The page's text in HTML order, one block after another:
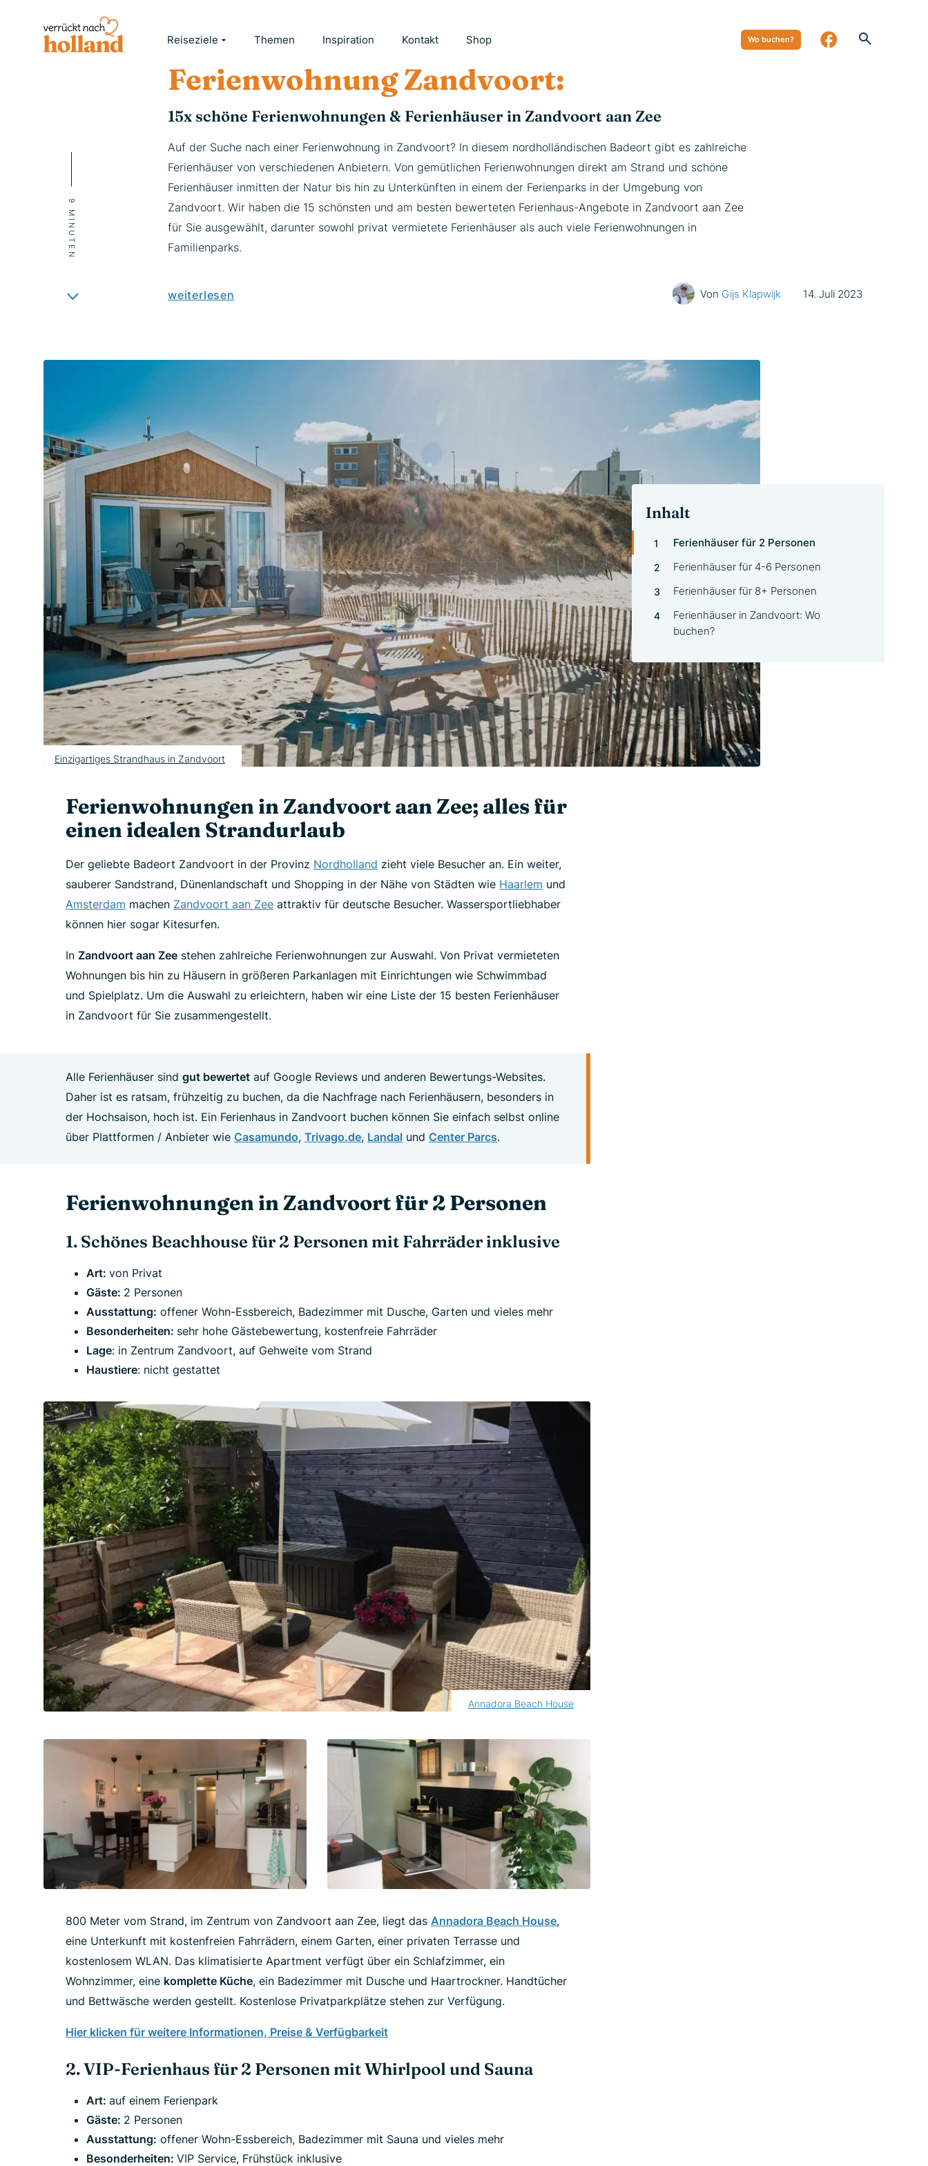
Wo buchen?
Reiseziele Themen Inspiration Kontakt Shop
Einzigartiges Strandhaus in Zandvoort
HOME INSPIRATION
Ferienwohnung Zandvoort:
15x schöne Ferienwohnungen & Ferienhäuser in Zandvoort aan Zee
Auf der Suche nach einer Ferienwohnung in Zandvoort? In diesem nordholländischen Badeort gibt es zahlreiche
Ferienhäuser von verschiedenen Anbietern. Von gemütlichen Ferienwohnungen direkt am Strand und schöne
Ferienhäuser inmitten der Natur bis hin zu Unterkünften in einem der Ferienparks in der Umgebung von
Zandvoort. Wir haben die 15 schönsten und am besten bewerteten Ferienhaus-Angebote in Zandvoort aan Zee
für Sie ausgewählt, darunter sowohl privat vermietete Ferienhäuser als auch viele Ferienwohnungen in
Familienparks.
weiterlesen
9 MINUTEN
14. Juli 2023
Von Gijs Klapwijk
Inhalt
Ferienhäuser für 2 Personen
Ferienhäuser für 4-6 Personen
Ferienhäuser für 8+ Personen
Ferienhäuser in Zandvoort: Wo
buchen?
Ferienwohnungen in Zandvoort aan Zee; alles für
einen idealen Strandurlaub
Der geliebte Badeort Zandvoort in der Provinz Nordholland zieht viele Besucher an. Ein weiter,
sauberer Sandstrand, Dünenlandschaft und Shopping in der Nähe von Städten wie Haarlem und
Amsterdam machen Zandvoort aan Zee attraktiv für deutsche Besucher. Wassersportliebhaber
können hier sogar Kitesurfen.
In Zandvoort aan Zee stehen zahlreiche Ferienwohnungen zur Auswahl. Von Privat vermieteten
Wohnungen bis hin zu Häusern in größeren Parkanlagen mit Einrichtungen wie Schwimmbad
und Spielplatz. Um die Auswahl zu erleichtern, haben wir eine Liste der 15 besten Ferienhäuser
in Zandvoort für Sie zusammengestellt.
Alle Ferienhäuser sind gut bewertet auf Google Reviews und anderen Bewertungs-Websites.
Daher ist es ratsam, frühzeitig zu buchen, da die Nachfrage nach Ferienhäusern, besonders in
der Hochsaison, hoch ist. Ein Ferienhaus in Zandvoort buchen können Sie einfach selbst online
über Plattformen / Anbieter wie Casamundo, Trivago.de, Landal und Center Parcs.
Ferienwohnungen in Zandvoort für 2 Personen
1. Schönes Beachhouse für 2 Personen mit Fahrräder inklusive
Art: von Privat
Gäste: 2 Personen
Ausstattung: offener Wohn-Essbereich, Badezimmer mit Dusche, Garten und vieles mehr
Besonderheiten: sehr hohe Gästebewertung, kostenfreie Fahrräder
Lage: in Zentrum Zandvoort, auf Gehweite vom Strand
Haustiere: nicht gestattet
Annadora Beach House
800 Meter vom Strand, im Zentrum von Zandvoort aan Zee, liegt das Annadora Beach House,
eine Unterkunft mit kostenfreien Fahrrädern, einem Garten, einer privaten Terrasse und
kostenlosem WLAN. Das klimatisierte Apartment verfügt über ein Schlafzimmer, ein
Wohnzimmer, eine komplette Küche, ein Badezimmer mit Dusche und Haartrockner. Handtücher
und Bettwäsche werden gestellt. Kostenlose Privatparkplätze stehen zur Verfügung.
Hier klicken für weitere Informationen, Preise & Verfügbarkeit
2. VIP-Ferienhaus für 2 Personen mit Whirlpool und Sauna
Art: auf einem Ferienpark
Gäste: 2 Personen
Ausstattung: offener Wohn-Essbereich, Badezimmer mit Sauna und vieles mehr
Besonderheiten: VIP Service, Frühstück inklusive